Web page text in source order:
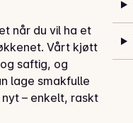
når du vil ha et
Vårt kjøtt
saftig, og
lage smakfulle
– enkelt, raskt